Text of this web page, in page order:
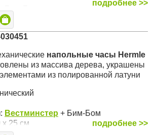
Бим-Бом
х 25 см
подробнее >>
напольные часы Hermle
из массива дерева, украшены
из полированной латуни
Вестминстер + Бим-Бом
х 25 см
подробнее >>